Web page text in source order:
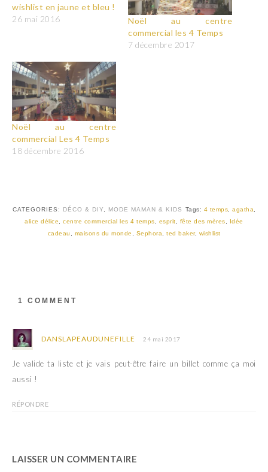
wishlist en jaune et bleu !
26 mai 2016
Noël au centre
commercial les 4 Temps
7 décembre 2017
Noël au centre
commercial Les 4 Temps
18 décembre 2016
CATEGORIES: DÉCO & DIY, MODE MAMAN & KIDS Tags: 4 temps, agatha,
alice délice,centre commercial les 4 temps, esprit, fête des mères,
Idée
cadeau , maisons du monde , Sephora, ted baker, wishlist
1 COMMENT
DANSLAPEAUDUNEFILLE 24 mai 2017
Je valide ta liste et je vais peut-être faire un billet comme ça moi
aussi !
RÉPONDRE
LAISSER UN COMMENTAIRE